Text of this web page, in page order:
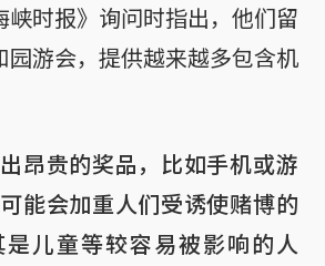
峡时报》询问时指出，他们留
园游会，提供越来越多包含机
昂贵的奖品，比如手机或游
能会加重人们受诱使赌博的
儿童等较容易被影响的人